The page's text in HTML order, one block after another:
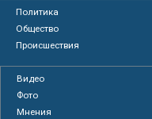
Политика
Общество
Происшествия
Видео
Фото
Мнения